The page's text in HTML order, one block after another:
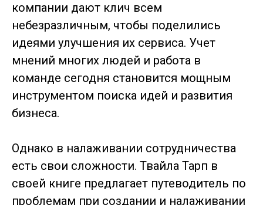
компании дают клич всем
небезразличным, чтобы поделились
идеями улучшения их сервиса. Учет
мнений многих людей и работа в
команде сегодня становится мощным
инструментом поиска идей и развития
бизнеса.
Однако в налаживании сотрудничества
есть свои сложности. Твайла Тарп в
своей книге предлагает путеводитель по
проблемам при создании и налаживании